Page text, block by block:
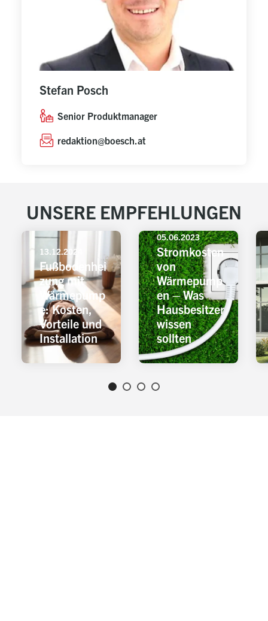
Stefan Posch
Senior Produktmanager
redaktion@boesch.at
UNSERE EMPFEHLUNGEN
13.12.2024
Fußbodenhei
zung mit
Wärmepump
e: Kosten,
Vorteile und
Installation
05.06.2023
Stromkosten
von
Wärmepump
en – Was
Hausbesitzer
wissen
sollten